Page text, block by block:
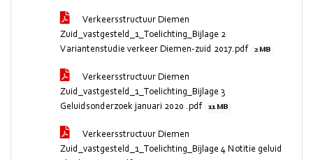
Verkeersstructuur Diemen
Zuid_vastgesteld_1_Toelichting_Bijlage 2
Variantenstudie verkeer Diemen-zuid 2017.pdf
2 MB
Verkeersstructuur Diemen
Zuid_vastgesteld_1_Toelichting_Bijlage 3
Geluidsonderzoek januari 2020 .pdf
11 MB
Verkeersstructuur Diemen
Zuid_vastgesteld_1_Toelichting_Bijlage 4 Notitie geluid